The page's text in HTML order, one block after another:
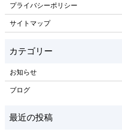
プライバシーポリシー
サイトマップ
お知らせ
ブログ